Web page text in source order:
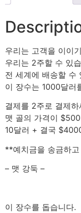
우리는 고객을 이이
우리는 2주할 수 있
전 세계에 배송할 수
이 장수는 1000달러
결제를 2주로 결제하
맷 골의 가격이
10달러 + 결국
**예치금을 송금하
– 맷 강둑 –
이 장수를 돕습니다.